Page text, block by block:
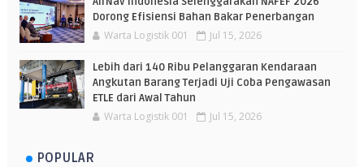
Dorong Efisiensi Bahan Bakar Penerbangan
Warta Logistik 001 Jul 15, 2026
Lebih dari 140 Ribu Pelanggaran Kendaraan
Angkutan Barang Terjadi Uji Coba Pengawasan
ETLE dari Awal Tahun
Warta Logistik 001 Jul 15, 2026
POPULAR